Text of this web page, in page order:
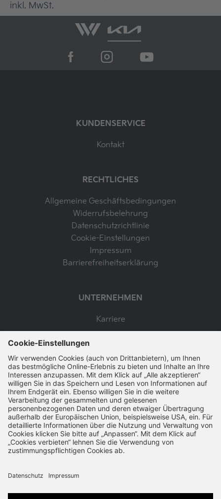
inkl. MwSt.
KUNDENSERVICE
Kontakt
RECHTLICHES
Allgemeine Geschäftsbedingungen
Widerrufsbelehrung
Datenschutzrichtlinie
Cookie-Einstellungen
Impressum
Barrierefreiheitserklärung
UNTERNEHMEN
Karriere
SSL-Verschlüsselung Schnelle Bearbeitung
VERTRAG WIDERRUFEN